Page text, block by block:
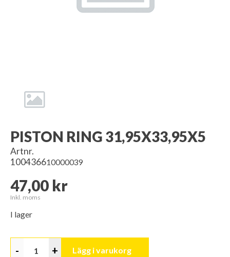
PISTON RING 31,95X33,95X5
Artnr.
100436610000039
47,00 kr
Inkl. moms
I lager
- + Lägg i varukorg